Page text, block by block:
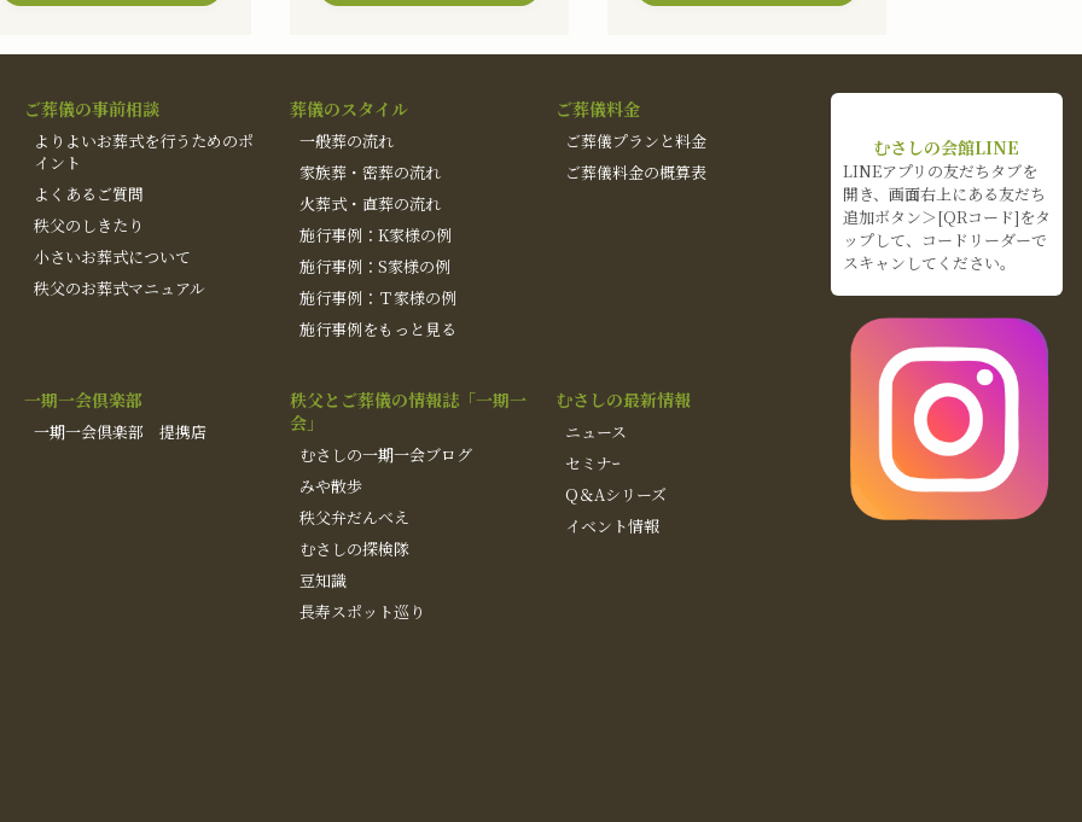
ご葬儀の事前相談
よりよいお葬式を行うためのポ
イント
よくあるご質問
秩父のしきたり
小さいお葬式について
秩父のお葬式マニュアル
葬儀のスタイル
一般葬の流れ
家族葬・密葬の流れ
火葬式・直葬の流れ
施行事例：K家様の例
施行事例：S家様の例
施行事例：Ｔ家様の例
施行事例をもっと見る
ご葬儀料金
ご葬儀プランと料金
ご葬儀料金の概算表
一期一会倶楽部
一期一会倶楽部 提携店
秩父とご葬儀の情報誌「一期一
会」
むさしの一期一会ブログ
みや散歩
秩父弁だんべえ
むさしの探検隊
豆知識
長寿スポット巡り
むさしの最新情報
ニュース
セミナｰ
Q＆Aシリーズ
イベント情報
むさしの会館LINE
LINEアプリの友だちタブを
開き、画面右上にある友だち
追加ボタン＞[QRコード]をタ
ップして、コードリーダーで
スキャンしてください。